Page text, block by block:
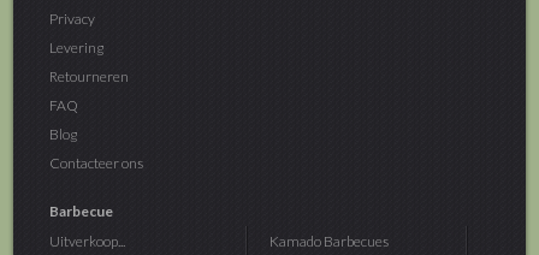
Privacy
Levering
Retourneren
FAQ
Blog
Contacteer ons
Barbecue
Uitverkoop...
Kamado Barbecues